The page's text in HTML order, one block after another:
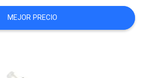
MEJOR PRECIO